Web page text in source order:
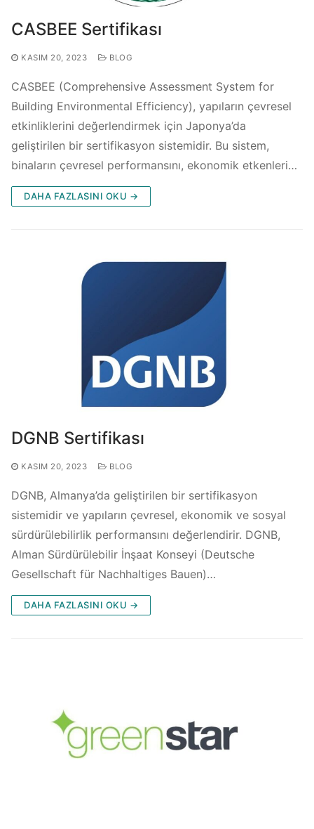
CASBEE Sertifikası
KASIM 20, 2023 BLOG
CASBEE (Comprehensive Assessment System for
Building Environmental Efficiency), yapıların çevresel
etkinliklerini değerlendirmek için Japonya’da
geliştirilen bir sertifikasyon sistemidir. Bu sistem,
binaların çevresel performansını, ekonomik etkenleri…
DAHA FAZLASINI OKU →
DGNB Sertifikası
KASIM 20, 2023 BLOG
DGNB, Almanya’da geliştirilen bir sertifikasyon
sistemidir ve yapıların çevresel, ekonomik ve sosyal
sürdürülebilirlik performansını değerlendirir. DGNB,
Alman Sürdürülebilir İnşaat Konseyi (Deutsche
Gesellschaft für Nachhaltiges Bauen)…
DAHA FAZLASINI OKU →